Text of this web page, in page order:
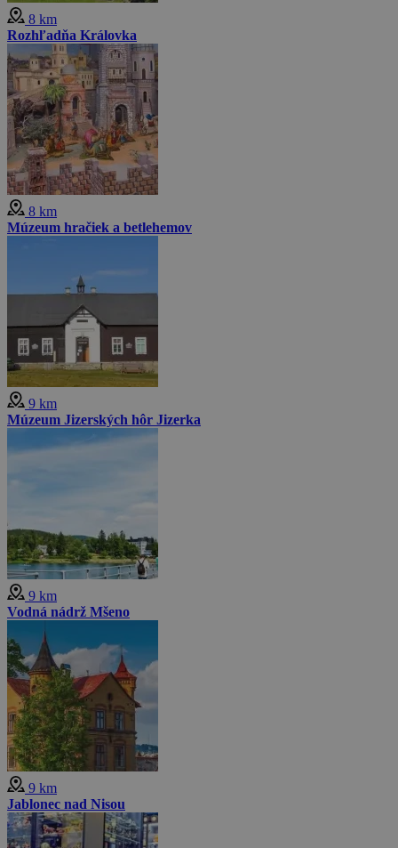
8 km
Rozhľadňa Královka
8 km
Múzeum hračiek a betlehemov
9 km
Múzeum Jizerských hôr Jizerka
9 km
Vodná nádrž Mšeno
9 km
Jablonec nad Nisou